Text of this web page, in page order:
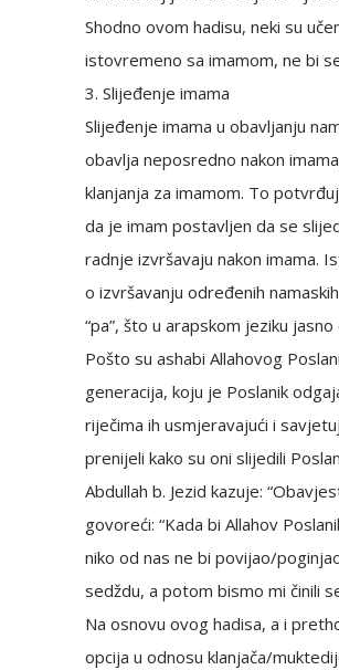
Shodno ovom hadisu, neki su
istovremeno sa imamom, ne bi
3. Slijeđenje imama
Slijeđenje imama u obavljanju
obavlja neposredno nakon
klanjanja za imamom. To
da je imam postavljen da se
radnje izvršavaju nakon imama.
o izvršavanju određenih
“pa”, što u arapskom jeziku
Pošto su ashabi Allahovog
generacija, koju je Poslanik
riječima ih usmjeravajući i
prenijeli kako su oni slijedili
Abdullah b. Jezid kazuje:
govoreći: “Kada bi Allahov
niko od nas ne bi povijao/
sedždu, a potom bismo mi činili
Na osnovu ovog hadisa, a i
opcija u odnosu klanjača/